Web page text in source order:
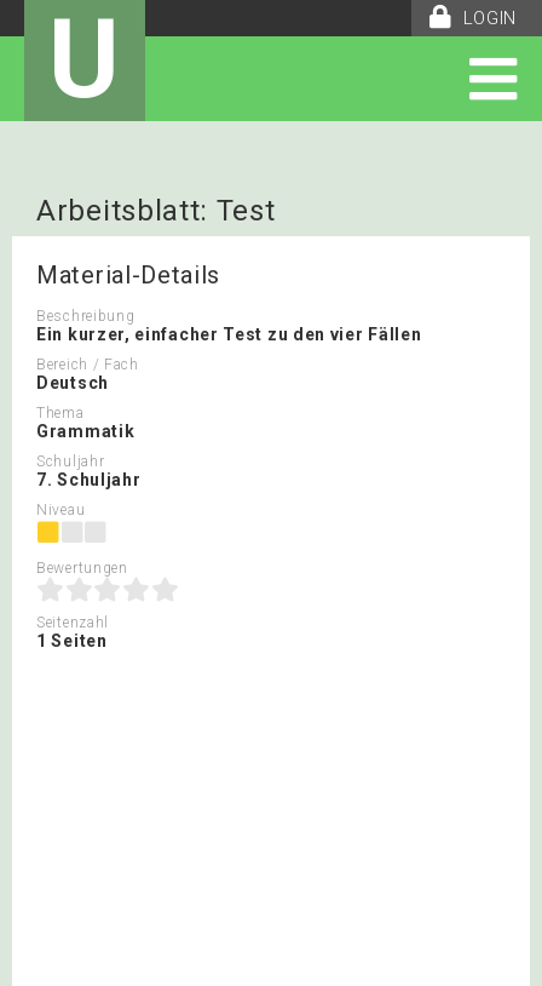
LOGIN
U
Arbeitsblatt: Test
Material-Details
Beschreibung
Ein kurzer, einfacher Test zu den vier Fällen
Bereich / Fach
Deutsch
Thema
Grammatik
Schuljahr
7. Schuljahr
Niveau
Bewertungen
Seitenzahl
1 Seiten